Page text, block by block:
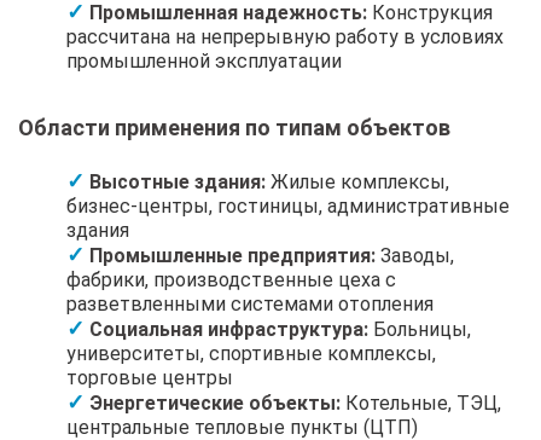
Промышленная надежность: Конструкция
рассчитана на непрерывную работу в условиях
промышленной эксплуатации
Области применения по типам объектов
Высотные здания: Жилые комплексы,
бизнес-центры, гостиницы, административные
здания
Промышленные предприятия: Заводы,
фабрики, производственные цеха с
разветвленными системами отопления
Социальная инфраструктура: Больницы,
университеты, спортивные комплексы,
торговые центры
Энергетические объекты: Котельные, ТЭЦ,
центральные тепловые пункты (ЦТП)